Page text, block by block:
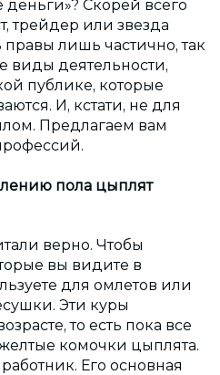
Скорей всего
трейдер или звезда
лишь частично, так
виды деятельности,
публике, которые
И, кстати, не для
Предлагаем вам
пола цыплят
верно. Чтобы
вы видите в
для омлетов или
Эти куры
то есть пока все
комочки цыплята.
Его основная